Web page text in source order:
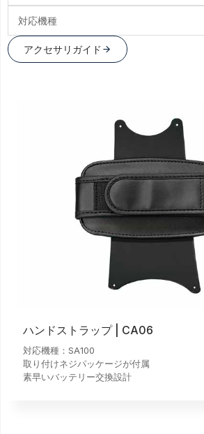
対応機種
アクセサリガイド 
ハンドストラップ | CA06
対応機種：SA100
取り付けネジパッケージが付属
素早いバッテリー交換設計